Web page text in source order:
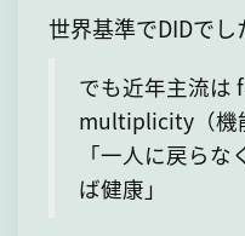
世界基準でDIDでし
でも近年主流は
multiplicity（機
「一人に戻ら
ば健康」